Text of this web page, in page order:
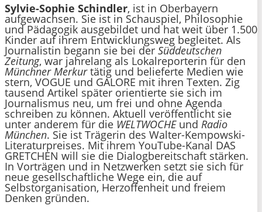
Sylvie-Sophie Schindler, ist in Oberbayern
aufgewachsen. Sie ist in Schauspiel, Philosophie
und Pädagogik ausgebildet und hat weit über 1.500
Kinder auf ihrem Entwicklungsweg begleitet. Als
Journalistin begann sie bei der Süddeutschen
Zeitung, war jahrelang als Lokalreporterin für den
Münchner Merkurtätig und belieferte Medien wie
stern, VOGUE und GALORE mit ihren Texten. Zig
tausend Artikel später orientierte sie sich im
Journalismus neu, um frei und ohne Agenda
schreiben zu können. Aktuell veröffentlicht sie
unter anderem für die WELTWOCHEund Radio
München. Sie ist Trägerin des Walter-Kempowski-
Literaturpreises. Mit ihrem YouTube-Kanal DAS
GRETCHEN will sie die Dialogbereitschaft stärken.
In Vorträgen und in Netzwerken setzt sie sich für
neue gesellschaftliche Wege ein, die auf
Selbstorganisation, Herzoffenheit und freiem
Denken gründen.